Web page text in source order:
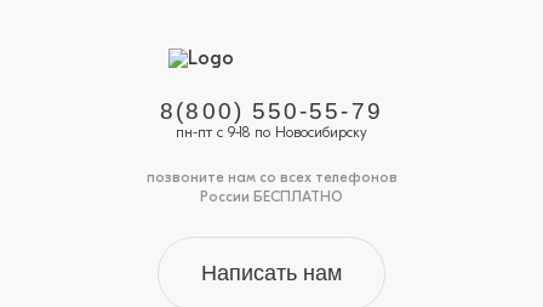
8(800) 550-55-79
пн-пт с 9-18 по Новосибирску
позвоните нам со всех телефонов
России БЕСПЛАТНО
Написать нам